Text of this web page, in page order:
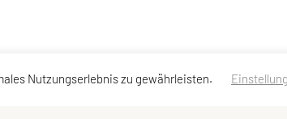
Nutzungserlebnis zu gewährleisten.